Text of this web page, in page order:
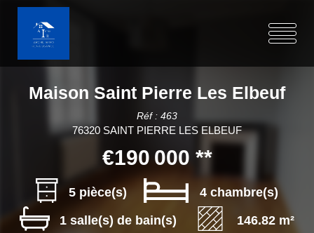
Maison Saint Pierre Les Elbeuf
Réf : 463
76320 SAINT PIERRE LES ELBEUF
€190 000 **
5 pièce(s)
4 chambre(s)
1 salle(s) de bain(s)
146.82 m²